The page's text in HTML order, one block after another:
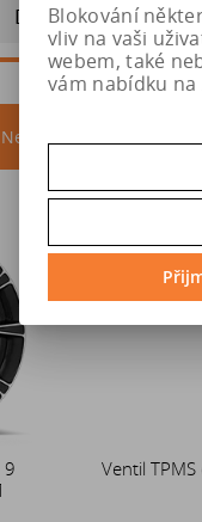
Doporučit výrobek
Nejprodávanější
Ventil TPMS čidlo
Blokování
vliv na vaši
webem, také
vám nabídku